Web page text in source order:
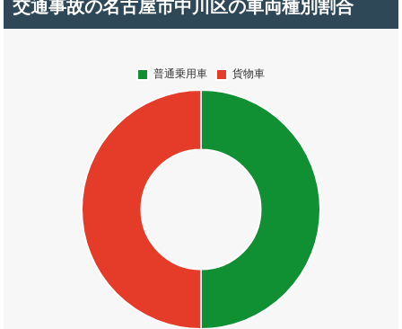
交通事故の名古屋市中川区の車両種別割合